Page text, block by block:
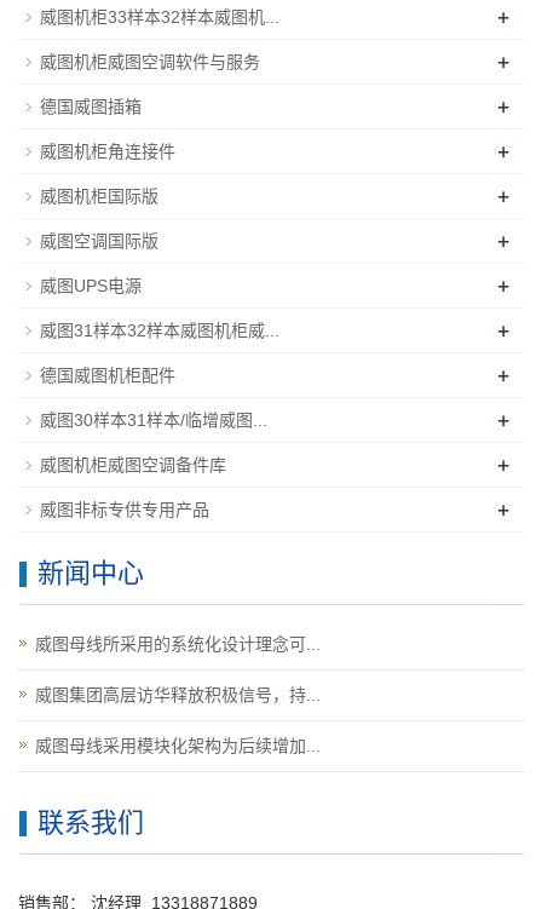
威图机柜33样本32样本威图机... +
威图机柜威图空调软件与服务 +
德国威图插箱 +
威图机柜角连接件 +
威图机柜国际版 +
威图空调国际版 +
威图UPS电源 +
威图31样本32样本威图机柜威... +
德国威图机柜配件 +
威图30样本31样本/临增威图... +
威图机柜威图空调备件库 +
威图非标专供专用产品 +
新闻中心
威图母线所采用的系统化设计理念可...
威图集团高层访华释放积极信号，持...
威图母线采用模块化架构为后续增加...
联系我们
销售部： 沈经理 13318871889